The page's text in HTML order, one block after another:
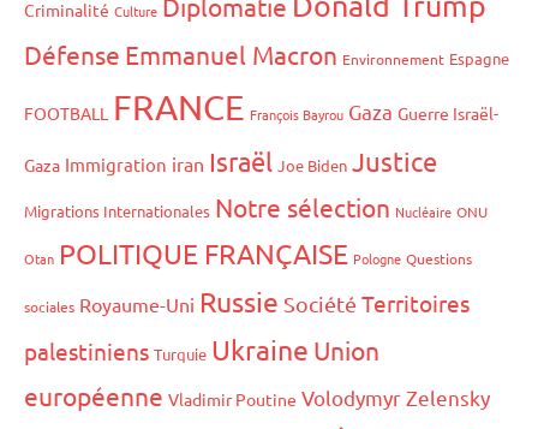
Criminalité Culture
Défense Emmanuel Macron Environnement Espagne
FOOTBALL FRANCE François Bayrou Gaza Guerre Israël-
Gaza Immigration iran Israël Joe Biden Justice
Migrations Internationales Notre sélection Nucléaire ONU
Otan POLITIQUE FRANÇAISE Pologne Questions
sociales Royaume-Uni Russie Société Territoires
palestiniens Turquie Ukraine Union
européenne Vladimir Poutine Volodymyr Zelensky